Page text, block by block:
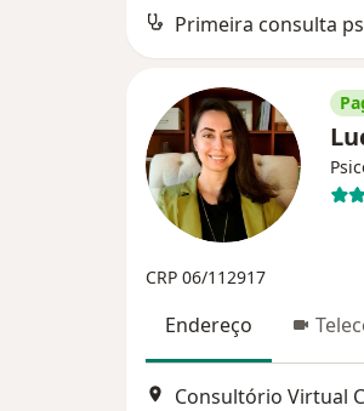
Primeira consulta
CRP 06/112917
Endereço